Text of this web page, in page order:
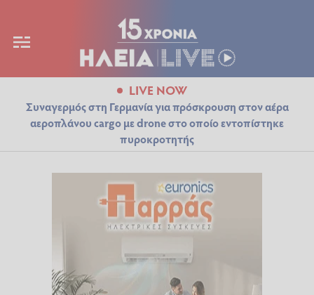
LIVE NOW
Συναγερμός στη Γερμανία για πρόσκρουση στον αέρα
αεροπλάνου cargo με drone στο οποίο εντοπίστηκε
πυροκροτητής